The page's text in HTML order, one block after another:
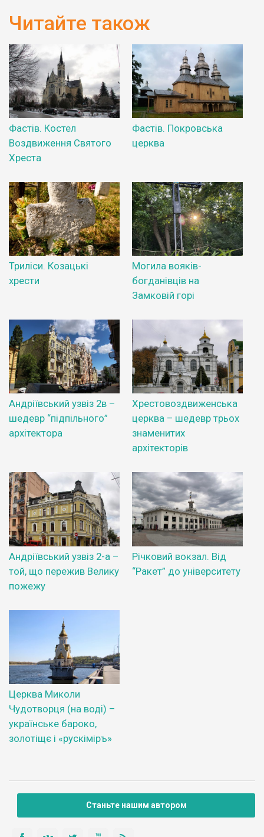
Читайте також
Фастів. Костел
Воздвиження Святого
Хреста
Фастів. Покровська
церква
Триліси. Козацькі
хрести
Могила вояків-
богданівців на
Замковій горі
Андріївський узвіз 2в –
шедевр “підпільного”
архітектора
Хрестовоздвиженська
церква – шедевр трьох
знаменитих
архітекторів
Андріївський узвіз 2-а –
той, що пережив Велику
пожежу
Річковий вокзал. Від
“Ракет” до університету
Церква Миколи
Чудотворця (на воді) –
українське бароко,
золотіщє і «рускіміръ»
Станьте нашим автором